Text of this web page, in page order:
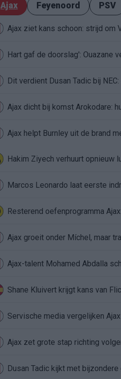
Ajax Feyenoord PSV
Ajax ziet kans schoon: strijd om
Hart gaf de doorslag': Ouazane
Dit verdient Dusan Tadic bij
Ajax dicht bij komst Arokodare:
Ajax helpt Burnley uit de brand
Hakim Ziyech verhuurt opnieuw
Marcos Leonardo laat eerste
Resterend oefenprogramma
Ajax groeit onder Míchel, maar
Ajax-talent Mohamed Abdalla
Shane Kluivert krijgt kans van
Servische media vergelijken
Ajax zet grote stap richting
Dusan Tadic kijkt met